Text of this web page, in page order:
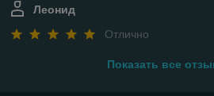
Леонид
Отлично
Показать все